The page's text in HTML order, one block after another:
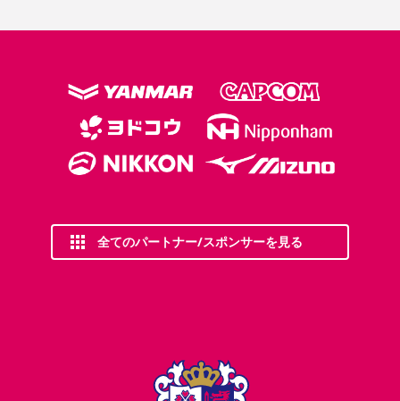
全てのパートナー/スポンサーを見る